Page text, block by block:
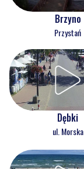
Brzyno
Przystań
Dębki
ul. Morska